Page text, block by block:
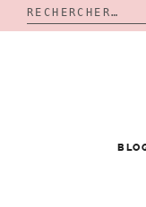
Rechercher :